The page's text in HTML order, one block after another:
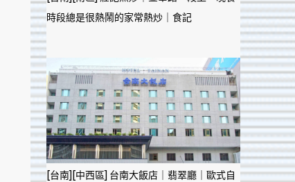
時段總是很熱鬧的家常熱炒｜食記
[台南][中西區] 台南大飯店｜翡翠廳｜歐式自